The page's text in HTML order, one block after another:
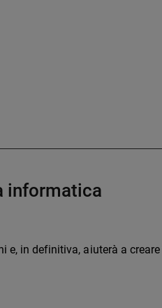
informatica
e, in definitiva, aiuterà a